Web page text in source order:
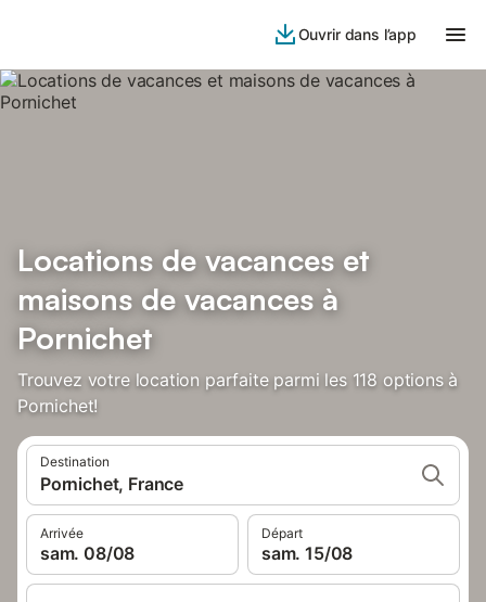
Ouvrir dans l’app
Locations de vacances et
maisons de vacances à
Pornichet
Trouvez votre location parfaite parmi les 118 options à
Pornichet!
Destination
Pornichet, France
Arrivée
sam. 08/08
Départ
sam. 15/08